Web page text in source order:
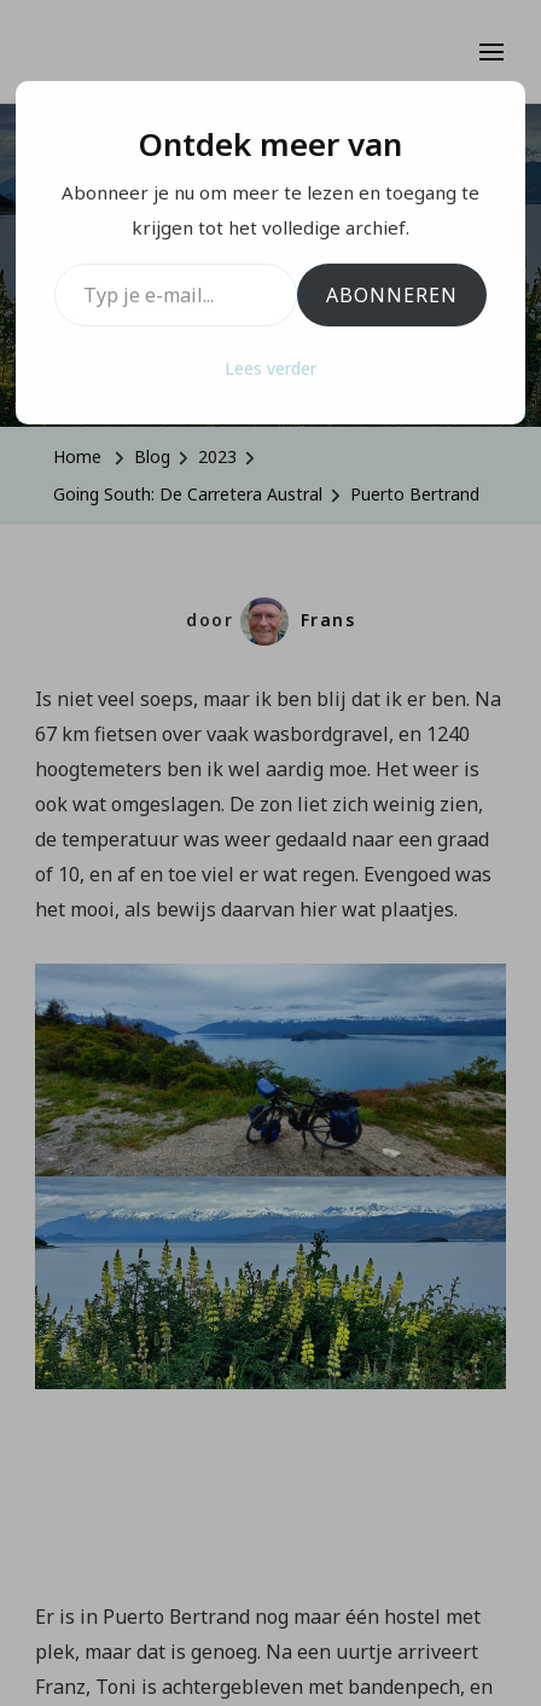
GOING SOUTH: DE CARRETERA AUSTRAL
Puerto Bertrand
Home Blog
2023
Going South: De Carretera Austral
Puerto Bertrand
door Frans
Is niet veel soeps, maar ik ben blij dat ik er ben. Na
67 km fietsen over vaak wasbordgravel, en 1240
hoogtemeters ben ik wel aardig moe. Het weer is
ook wat omgeslagen. De zon liet zich weinig zien,
de temperatuur was weer gedaald naar een graad
of 10, en af en toe viel er wat regen. Evengoed was
het mooi, als bewijs daarvan hier wat plaatjes.
Er is in Puerto Bertrand nog maar één hostel met
plek, maar dat is genoeg. Na een uurtje arriveert
Franz, Toni is achtergebleven met bandenpech, en
Ontdek meer van
Abonneer je nu om meer te lezen en toegang te
krijgen tot het volledige archief.
Typ je e-mail...
ABONNEREN
Lees verder